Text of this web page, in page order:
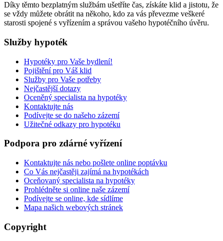
Díky těmto bezplatným službám ušetříte čas, získáte klid a jistotu, že
se vždy můžete obrátit na někoho, kdo za vás převezme veškeré
starosti spojené s vyřízením a správou vašeho hypotéčního úvěru.
Služby hypoték
Hypotéky pro Vaše bydlení!
Pojištění pro Váš klid
Služby pro Vaše potřeby
Nejčastější dotazy
Oceněný specialista na hypotéky
Kontaktujte nás
Podívejte se do našeho zázemí
Užitečné odkazy pro hypotéku
Podpora pro zdárné vyřízení
Kontaktujte nás nebo pošlete online poptávku
Co Vás nejčastěji zajímá na hypotékách
Oceňovaný specialista na hypotéky
Prohlédněte si online naše zázemí
Podívejte se online, kde sídlíme
Mapa našich webových stránek
Copyright